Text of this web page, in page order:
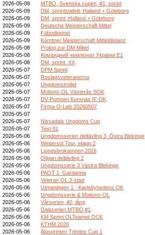
2026-05-09
MTBO, Svenska cupen, #1, sprint
2026-05-09
DM, sprintstafett, Halland + Göteborg
2026-05-09
DM, sprint, Halland + Göteborg
2026-05-09
Deutsche Meisterschaft Mittel
2026-05-09
Fäbodloppet
2026-05-09
Kärntner Meisterschaft Mitteldistanz
2026-05-08
Prolog zur DM Mittel
2026-05-08
Командний чемпіонат України E1
2026-05-08
DM, sprint, XX
2026-05-07
DPM Sprint
2026-05-07
Roslagsveteranerna
2026-05-07
Ungdomstrollet
2026-05-07
Motions-OL Västerås SOK
2026-05-07
DV Pumoen Korsnäs IF OK
2026-05-07
Firma-O-Løb 20260507
2026-05-07
2026-05-07
Nissadals Ungdoms Cup
2026-05-07
Test 81
2026-05-06
Ungdomsserien deltävling 3, Östra Blekinge
2026-05-06
Wettersol Tour, etapp 2
2026-05-06
Ljungsbrokampen 2026
2026-05-06
Oligan deltävling 2
2026-05-06
Ungdomsserie 3 Västra Blekinge
2026-05-06
PAOT 1_Gardanne
2026-05-06
Veteran OL 3-stad
2026-05-06
Utmaningen 1 - Karlsbyhedens OK
2026-05-06
Ungdomsserie & Motions-OL
2026-05-06
Vårserien, #2, lång
2026-05-06
Dalaserien MTBO #1
2026-05-06
KM Sprint OLTeamet OCK
2026-05-06
KTHM 2026
2026-05-06
Älgsprinten Trimtex Cup 1